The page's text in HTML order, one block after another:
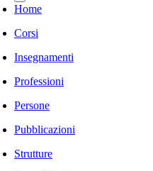
Home
Corsi
Insegnamenti
Professioni
Persone
Pubblicazioni
Strutture